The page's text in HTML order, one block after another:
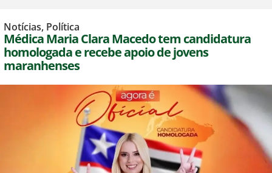
Notícias, Política
Médica Maria Clara Macedo tem candidatura
homologada e recebe apoio de jovens
maranhenses